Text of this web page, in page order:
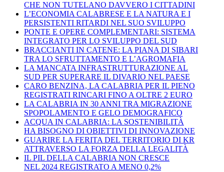
CHE NON TUTELANO DAVVERO I CITTADINI
L’ECONOMIA CALABRESE E LA NATURA E I
PERSISTENTI RITARDI NEL SUO SVILUPPO
PONTE E OPERE COMPLEMENTARI: SISTEMA
INTEGRATO PER LO SVILUPPO DEL SUD
BRACCIANTI IN CATENE: LA PIANA DI SIBARI
TRA LO SFRUTTAMENTO E L’AGROMAFIA
LA MANCATA INFRASTRUTTURAZIONE AL
SUD PER SUPERARE IL DIVARIO NEL PAESE
CARO BENZINA, LA CALABRIA PER IL PIENO
REGISTRATI RINCARI FINO A OLTRE 2 EURO
LA CALABRIA IN 30 ANNI TRA MIGRAZIONE
SPOPOLAMENTO E GELO DEMOGRAFICO
ACQUA IN CALABRIA: LA SOSTENIBILITÀ
HA BISOGNO DI OBIETTIVI DI INNOVAZIONE
GUARIRE LA FERITA DEL TERRITORIO DI KR
ATTRAVERSO LA FORZA DELLA LEGALITÀ
IL PIL DELLA CALABRIA NON CRESCE
NEL 2024 REGISTRATO A MENO 0,2%